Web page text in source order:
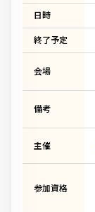
日時
終了予定
会場
備考
主催
参加資格